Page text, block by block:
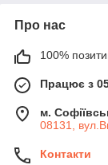
Про нас
100%
Працює з
м.
08131,
Контакти